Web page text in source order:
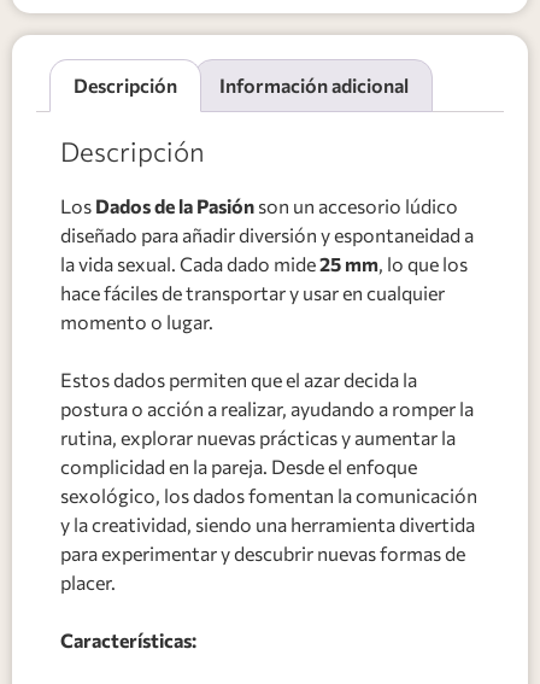
Descripción Información adicional
Descripción
Los Dados de la Pasión son un accesorio lúdico
diseñado para añadir diversión y espontaneidad a
la vida sexual. Cada dado mide25 mm , lo que los
hace fáciles de transportar y usar en cualquier
momento o lugar.
Estos dados permiten que el azar decida la
postura o acción a realizar, ayudando a romper la
rutina, explorar nuevas prácticas y aumentar la
complicidad en la pareja. Desde el enfoque
sexológico, los dados fomentan la comunicación
y la creatividad, siendo una herramienta divertida
para experimentar y descubrir nuevas formas de
placer.
Características: